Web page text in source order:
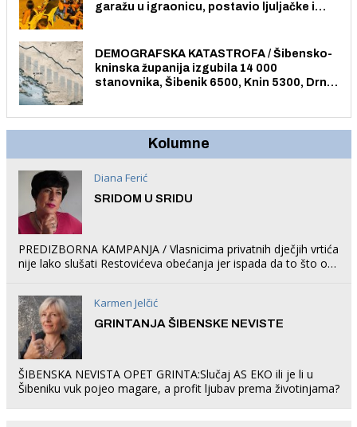
garažu u igraonicu, postavio ljuljačke i
DEMOGRAFSKA KATASTROFA / Šibensko-
kninska županija izgubila 14 000
stanovnika, Šibenik 6500, Knin 5300, Drniš
Kolumne
Diana Ferić
SRIDOM U SRIDU
PREDIZBORNA KAMPANJA / Vlasnicima privatnih dječjih vrtića
nije lako slušati Restovićeva obećanja jer ispada da to što oni
Karmen Jelčić
GRINTANJA ŠIBENSKE NEVISTE
ŠIBENSKA NEVISTA OPET GRINTA:Slučaj AS EKO ili je li u
Šibeniku vuk pojeo magare, a profit ljubav prema životinjama?